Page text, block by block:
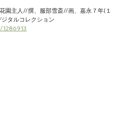
園主人//撰、服部雪斎//画、嘉永７年(１
ジタルコレクション